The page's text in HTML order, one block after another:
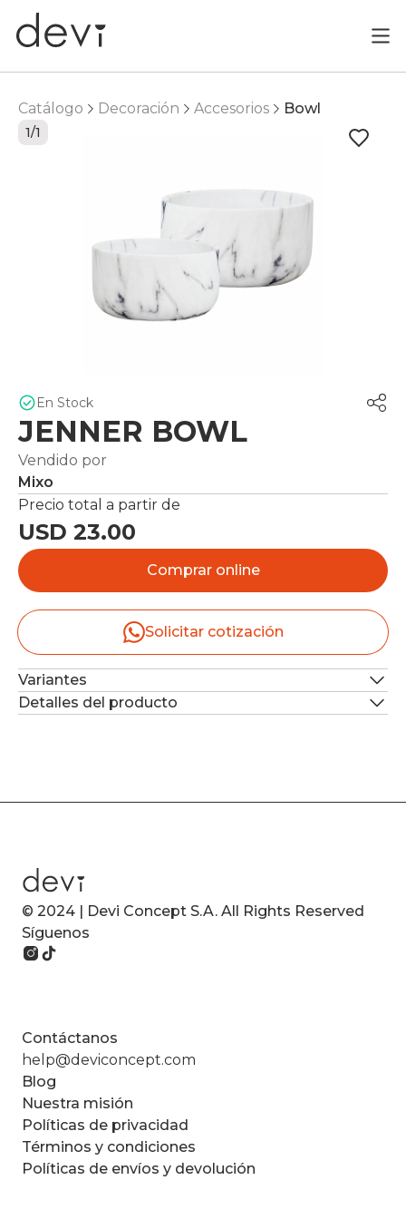
Catálogo Decoración Accesorios Bowl
1/1
En Stock
JENNER BOWL
Vendido por
Mixo
Precio total a partir de
USD 23.00
Comprar online
Solicitar cotización
Variantes
Detalles del producto
© 2024 | Devi Concept S.A. All Rights Reserved
Síguenos
Contáctanos
help@deviconcept.com
Blog
Nuestra misión
Políticas de privacidad
Términos y condiciones
Políticas de envíos y devolución